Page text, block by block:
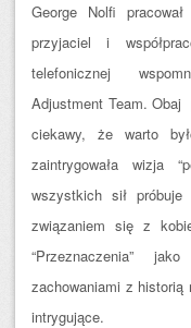
George Nolfi
przyjaciel i
telefonicznej
Adjustment Team.
ciekawy, że warto
zaintrygowała wizja
wszystkich sił próbuje
związaniem się z
“Przeznaczenia”
zachowaniami z historią
intrygujące.